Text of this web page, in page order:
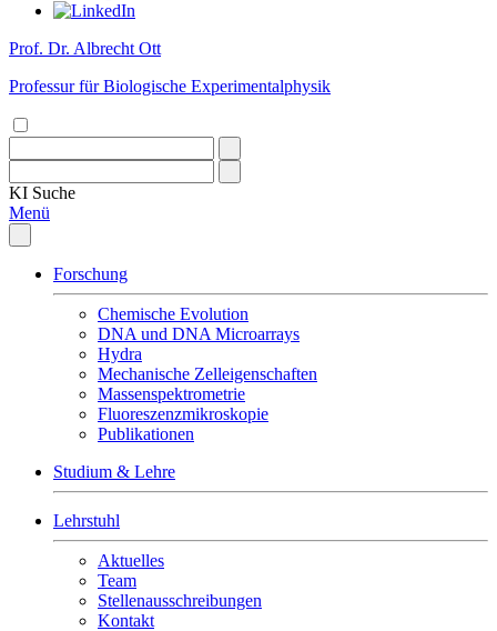
Prof. Dr. Albrecht Ott
Professur für Biologische Experimentalphysik
KI Suche
Menü
Forschung
Chemische Evolution
DNA und DNA Microarrays
Hydra
Mechanische Zelleigenschaften
Massenspektrometrie
Fluoreszenzmikroskopie
Publikationen
Studium & Lehre
Lehrstuhl
Aktuelles
Team
Stellenausschreibungen
Kontakt